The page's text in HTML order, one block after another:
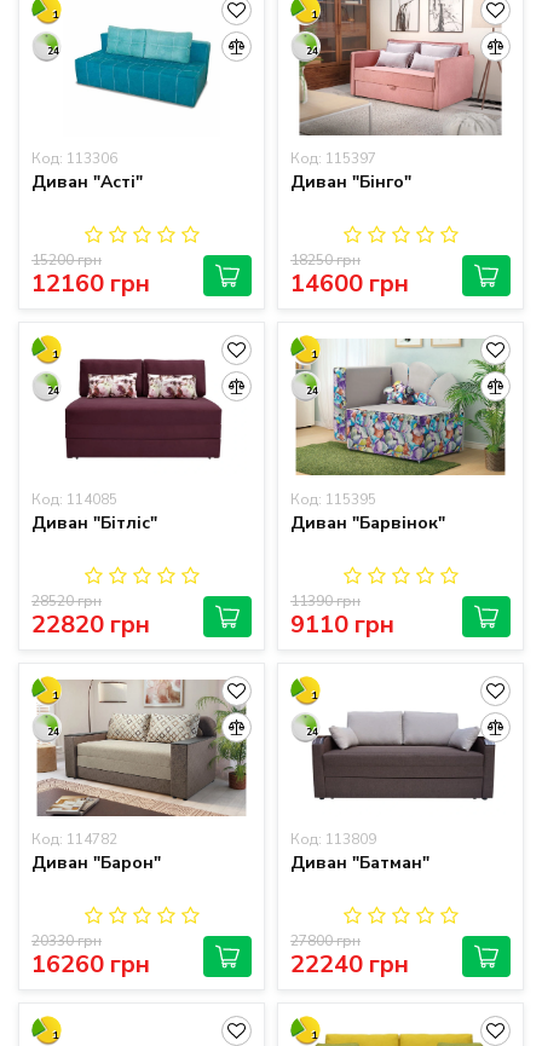
1
24
Код: 113306
Диван "Асті"
12160 грн
15200 грн
1
24
Код: 115397
Диван "Бінго"
14600 грн
18250 грн
1
24
Код: 114085
Диван "Бітліс"
22820 грн
28520 грн
1
24
Код: 115395
Диван "Барвінок"
9110 грн
11390 грн
1
24
Код: 114782
Диван "Барон"
16260 грн
20330 грн
1
24
Код: 113809
Диван "Батман"
22240 грн
27800 грн
1 1